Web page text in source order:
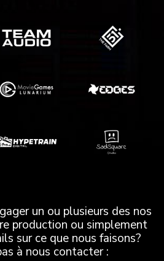
un ou plusieurs des nos
production ou simplement
sur ce que nous faisons?
à nous contacter :